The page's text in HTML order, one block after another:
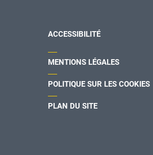
ACCESSIBILITÉ
MENTIONS LÉGALES
POLITIQUE SUR LES COOKIES
PLAN DU SITE